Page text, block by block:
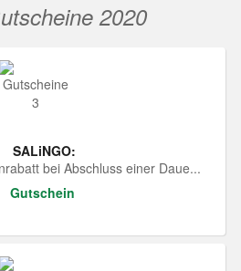
2020
SALiNGO:
bei Abschluss einer Daue...
Gutschein